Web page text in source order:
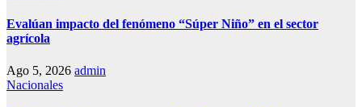
Evalúan impacto del fenómeno “Súper Niño” en el sector
agrícola
Ago 5, 2026 admin
Nacionales